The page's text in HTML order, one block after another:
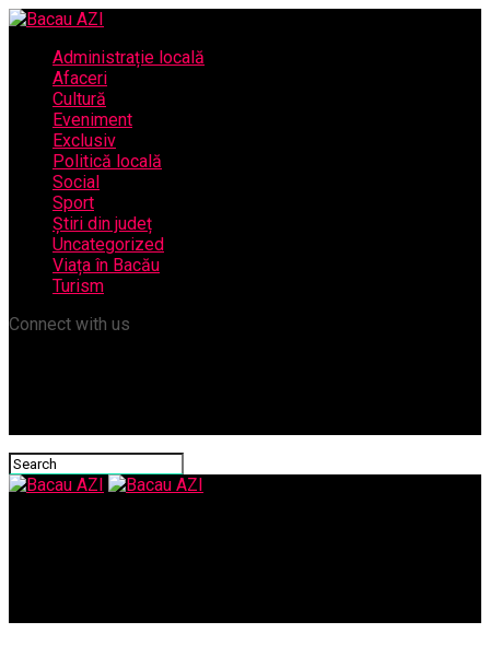
Administrație locală
Afaceri
Cultură
Eveniment
Exclusiv
Politică locală
Social
Sport
Știri din județ
Uncategorized
Viața în Bacău
Turism
Connect with us